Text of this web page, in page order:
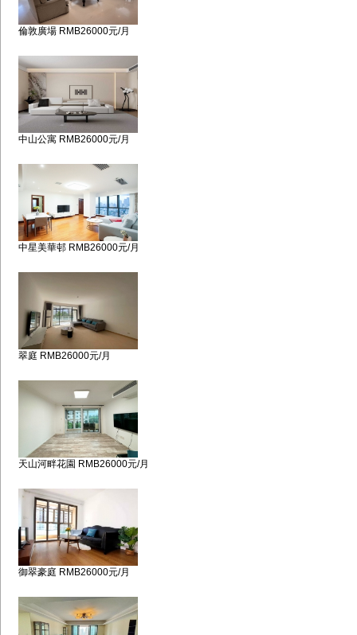
倫敦廣場 RMB26000元/月
中山公寓 RMB26000元/月
中星美華邨 RMB26000元/月
翠庭 RMB26000元/月
天山河畔花園 RMB26000元/月
御翠豪庭 RMB26000元/月